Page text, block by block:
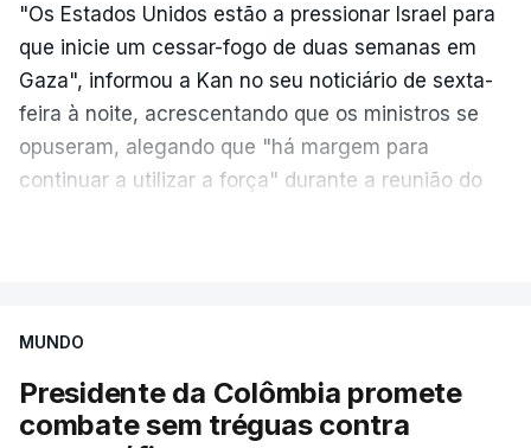
"Os Estados Unidos estão a pressionar Israel para
que inicie um cessar-fogo de duas semanas em
Gaza", informou a Kan no seu noticiário de sexta-
feira à noite, acrescentando que os ministros se
opuseram, alegando que "há margem para
continuar a utilizar a força" durante a reunião do
aplicação do plano de desarmamento do Hamas.
Além disso, o correspondente do canal de
televisão israelita i24News, que também teve
MUNDO
Presidente da Colômbia promete
combate sem tréguas contra